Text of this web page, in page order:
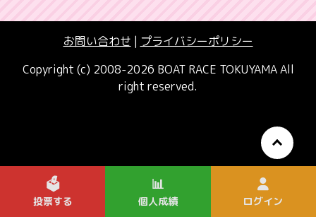
お問い合わせ | プライバシーポリシー
Copyright (c) 2008-2026 BOAT RACE TOKUYAMA All
right reserved.
🗳️
投票する
📊
個人成績 ログイン